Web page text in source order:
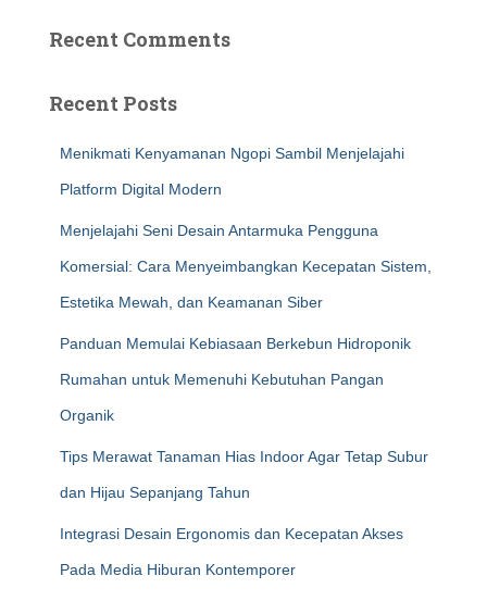
Recent Comments
Recent Posts
Menikmati Kenyamanan Ngopi Sambil Menjelajahi
Platform Digital Modern
Menjelajahi Seni Desain Antarmuka Pengguna
Komersial: Cara Menyeimbangkan Kecepatan Sistem,
Estetika Mewah, dan Keamanan Siber
Panduan Memulai Kebiasaan Berkebun Hidroponik
Rumahan untuk Memenuhi Kebutuhan Pangan
Organik
Tips Merawat Tanaman Hias Indoor Agar Tetap Subur
dan Hijau Sepanjang Tahun
Integrasi Desain Ergonomis dan Kecepatan Akses
Pada Media Hiburan Kontemporer